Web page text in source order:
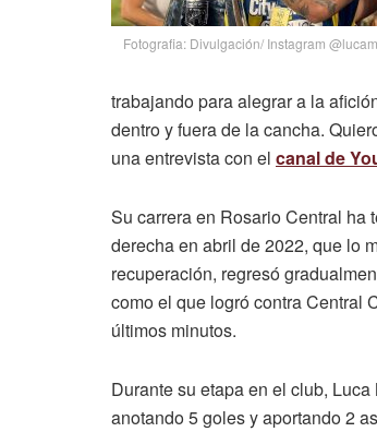
Fotografia: Divulgación/ Instagram
trabajando para alegrar a la
dentro y fuera de la cancha.
una entrevista con el canal de
Su carrera en Rosario Central
derecha en abril de 2022, que lo
recuperación, regresó
como el que logró contra Central
últimos minutos.
Durante su etapa en el club,
anotando 5 goles y aportando 2